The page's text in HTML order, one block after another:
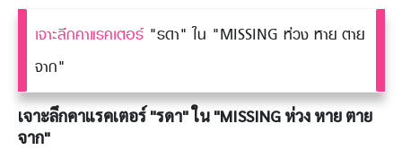
เจาะลึกคาแรคเตอร์ "รดา" ใน "MISSING ห่วง หาย ตาย
จาก"
เจาะลึกคาแรคเตอร์ "รดา" ใน "MISSING ห่วง หาย ตาย
จาก"